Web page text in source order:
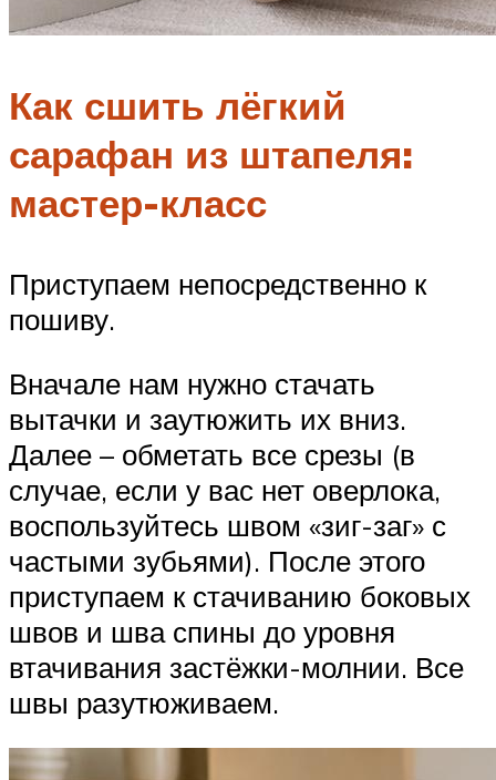
Как сшить лёгкий
сарафан из штапеля:
мастер-класс
Приступаем непосредственно к
пошиву.
Вначале нам нужно стачать
вытачки и заутюжить их вниз.
Далее – обметать все срезы (в
случае, если у вас нет оверлока,
воспользуйтесь швом «зиг-заг» с
частыми зубьями). После этого
приступаем к стачиванию боковых
швов и шва спины до уровня
втачивания застёжки-молнии. Все
швы разутюживаем.